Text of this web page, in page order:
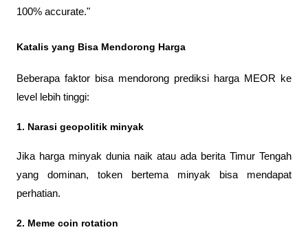
100% accurate."
Katalis yang Bisa Mendorong Harga
Beberapa faktor bisa mendorong prediksi harga MEOR ke
level lebih tinggi:
1. Narasi geopolitik minyak
Jika harga minyak dunia naik atau ada berita Timur Tengah
yang dominan, token bertema minyak bisa mendapat
perhatian.
2. Meme coin rotation